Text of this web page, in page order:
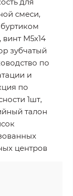
смеси,
буртиком
М5х14
зубчатый
по
и
по
1шт,
талон
центров